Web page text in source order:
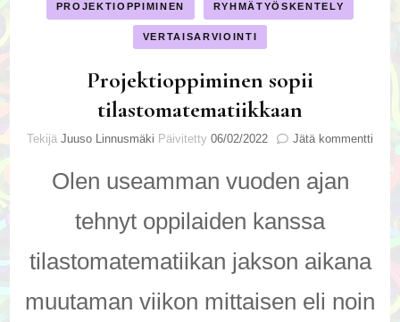
PROJEKTIOPPIMINEN RYHMÄTYÖSKENTELY
VERTAISARVIOINTI
Projektioppiminen sopii
tilastomatematiikkaan
Tekijä Juuso Linnusmäki Päivitetty 06/02/2022 Jätä kommentti
Olen useamman vuoden ajan
tehnyt oppilaiden kanssa
tilastomatematiikan jakson aikana
muutaman viikon mittaisen eli noin